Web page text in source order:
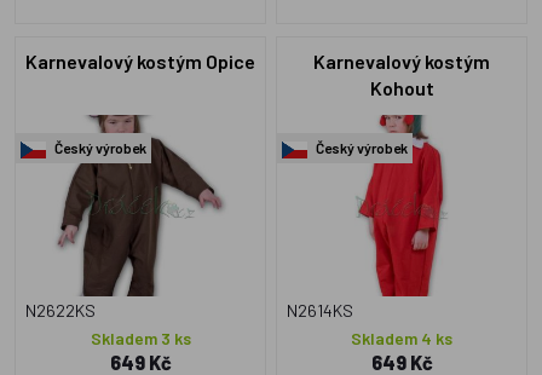
Karnevalový kostým Opice
Český výrobek
N2622KS
Skladem 3 ks
649 Kč
Karnevalový kostým
Kohout
Český výrobek
N2614KS
Skladem 4 ks
649 Kč